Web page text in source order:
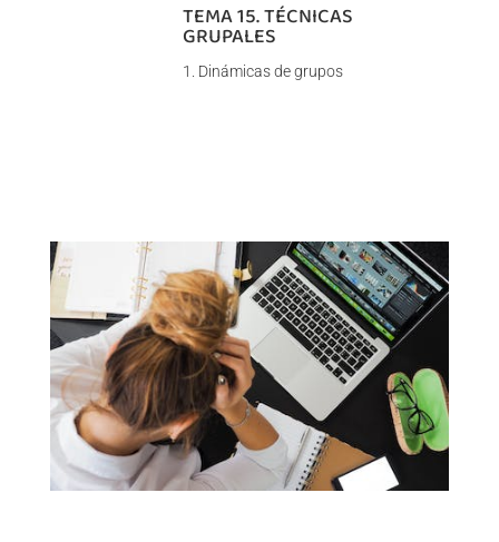
TEMA 15. TÉCNICAS
GRUPALES
Dinámicas de grupos